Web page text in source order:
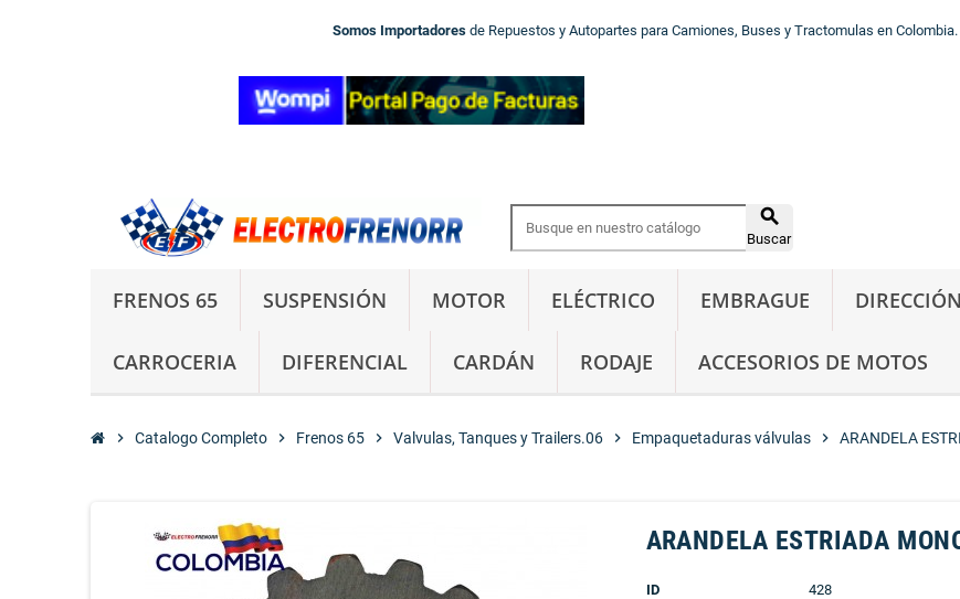
Somos Importadores de Repuestos y Autopartes para Camiones, Buses y Tractomulas en

Buscar
FRENOS 65 SUSPENSIÓN MOTOR ELÉCTRICO EMBRAGUE DIRECCIÓN
CARROCERIA DIFERENCIAL CARDÁN RODAJE ACCESORIOS DE MOTOS
chevron_right Catalogo Completo chevron_right Frenos 65 chevron_right Valvulas, Tanques y Trailers.06 chevron_right Empaquetaduras válvulas chevron_right ARANDELA
ARANDELA ESTRIADA
ID 428